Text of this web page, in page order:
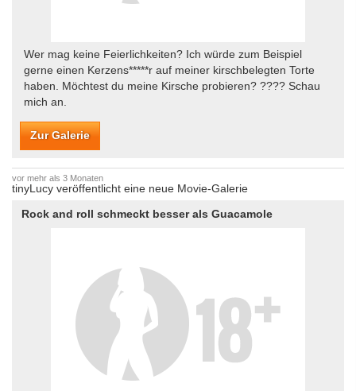
Wer mag keine Feierlichkeiten? Ich würde zum Beispiel
gerne einen Kerzens*****r auf meiner kirschbelegten Torte
haben. Möchtest du meine Kirsche probieren? ???? Schau
mich an.
Zur Galerie
vor mehr als 3 Monaten
tinyLucy veröffentlicht eine neue Movie-Galerie
Rock and roll schmeckt besser als Guacamole